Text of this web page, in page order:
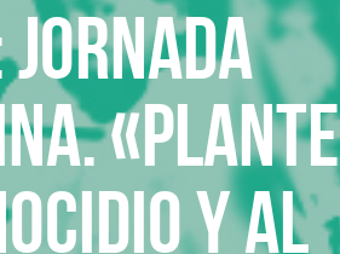
Jornada
«Plante
y al